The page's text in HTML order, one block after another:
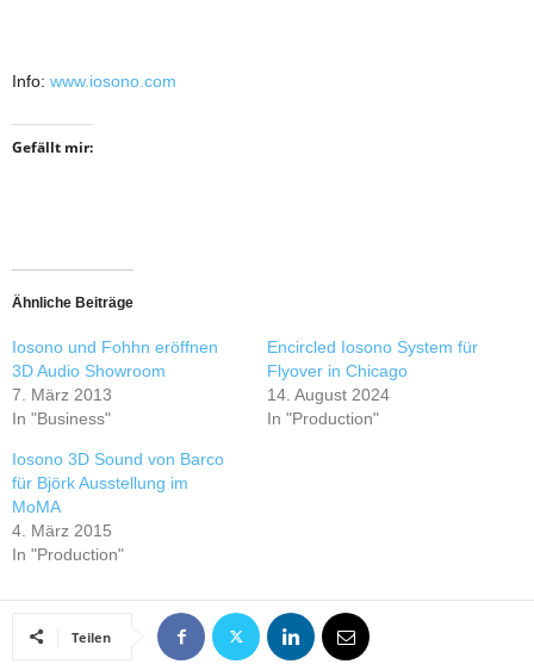
Info: www.iosono.com
Gefällt mir:
Ähnliche Beiträge
Iosono und Fohhn eröffnen
3D Audio Showroom
7. März 2013
In "Business"
Encircled Iosono System für
Flyover in Chicago
14. August 2024
In "Production"
Iosono 3D Sound von Barco
für Björk Ausstellung im
MoMA
4. März 2015
In "Production"
Teilen